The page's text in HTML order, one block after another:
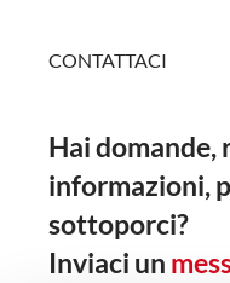
CONTATTACI
Hai domande,
informazioni,
sottoporci?
Inviaci un